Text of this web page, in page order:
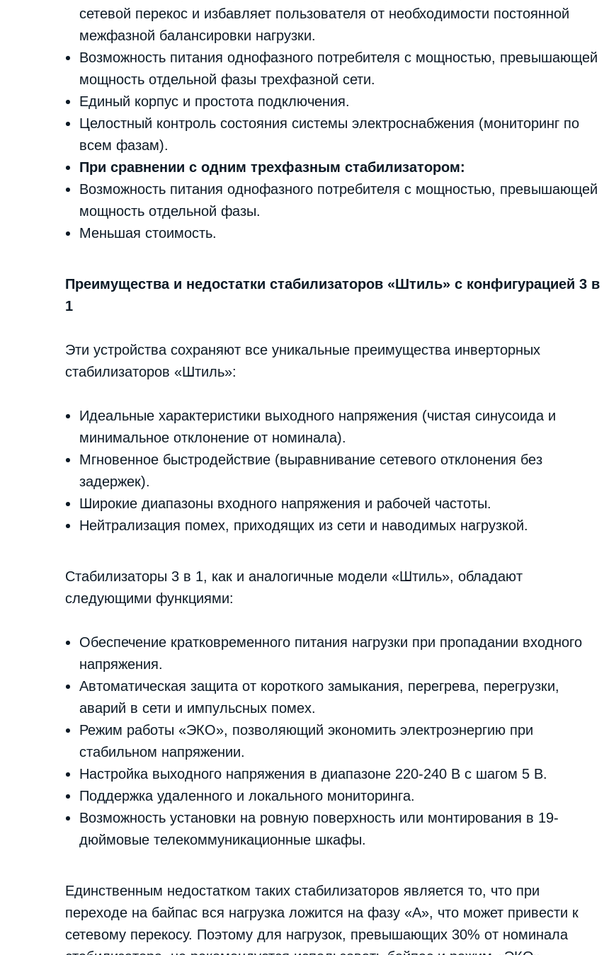
сетевой перекос и избавляет пользователя от необходимости постоянной
межфазной балансировки нагрузки.
Возможность питания однофазного потребителя с мощностью, превышающей
мощность отдельной фазы трехфазной сети.
Единый корпус и простота подключения.
Целостный контроль состояния системы электроснабжения (мониторинг по
всем фазам).
При сравнении с одним трехфазным стабилизатором:
Возможность питания однофазного потребителя с мощностью, превышающей
мощность отдельной фазы.
Меньшая стоимость.
Преимущества и недостатки стабилизаторов «Штиль» с конфигурацией 3 в
1
Эти устройства сохраняют все уникальные преимущества инверторных
стабилизаторов «Штиль»:
Идеальные характеристики выходного напряжения (чистая синусоида и
минимальное отклонение от номинала).
Мгновенное быстродействие (выравнивание сетевого отклонения без
задержек).
Широкие диапазоны входного напряжения и рабочей частоты.
Нейтрализация помех, приходящих из сети и наводимых нагрузкой.
Стабилизаторы 3 в 1, как и аналогичные модели «Штиль», обладают
следующими функциями:
Обеспечение кратковременного питания нагрузки при пропадании входного
напряжения.
Автоматическая защита от короткого замыкания, перегрева, перегрузки,
аварий в сети и импульсных помех.
Режим работы «ЭКО», позволяющий экономить электроэнергию при
стабильном напряжении.
Настройка выходного напряжения в диапазоне 220-240 В с шагом 5 В.
Поддержка удаленного и локального мониторинга.
Возможность установки на ровную поверхность или монтирования в 19-
дюймовые телекоммуникационные шкафы.
Единственным недостатком таких стабилизаторов является то, что при
переходе на байпас вся нагрузка ложится на фазу «А», что может привести к
сетевому перекосу. Поэтому для нагрузок, превышающих 30% от номинала